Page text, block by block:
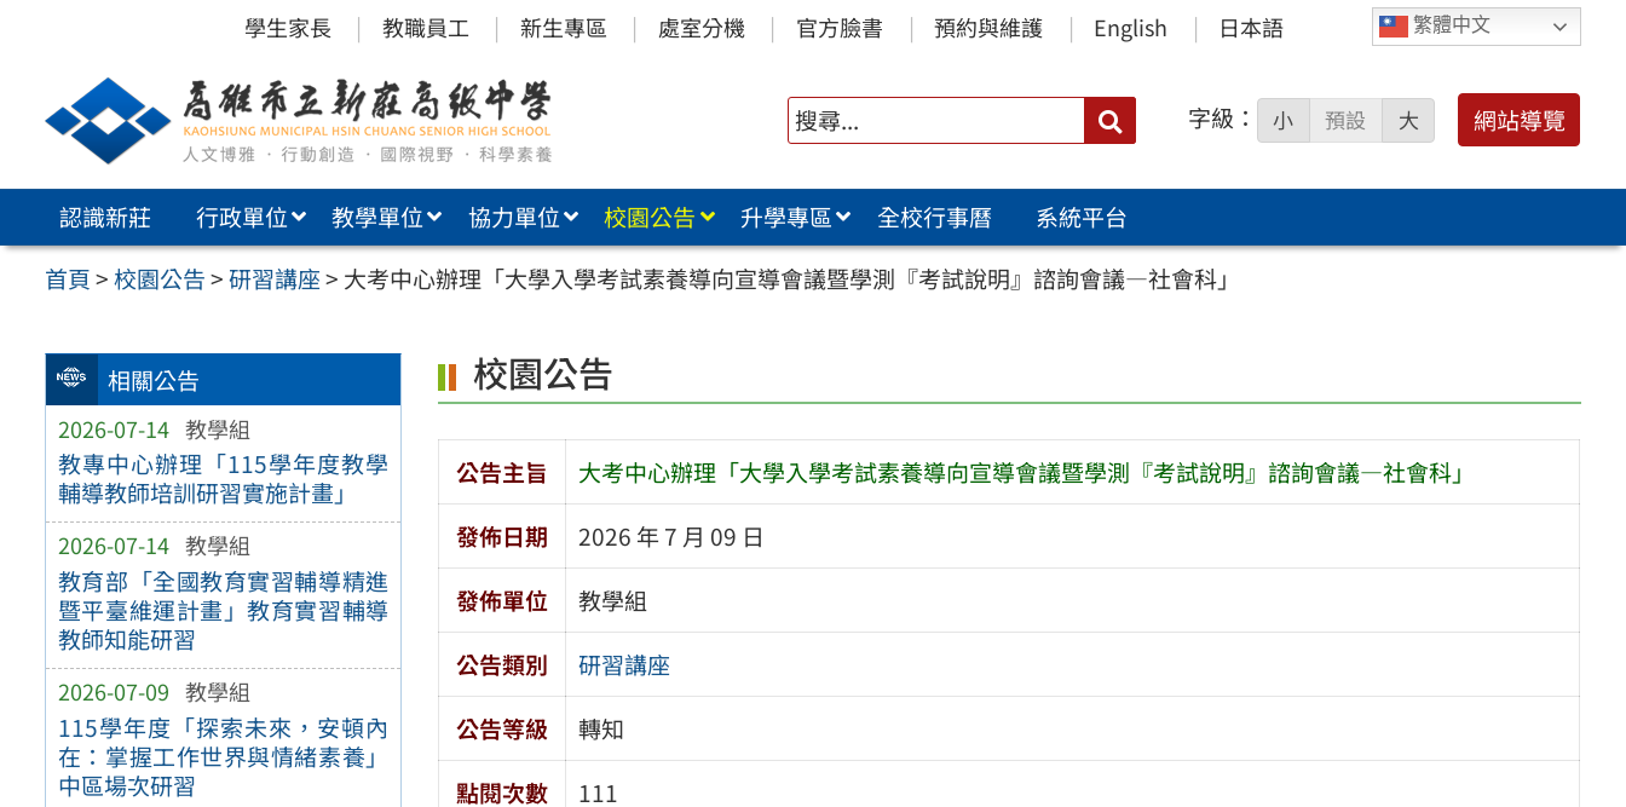
內
繁體中文
學生家長 教職員工 新生專區 處室分機 官方臉書 預約與維護 English 日本語
搜
尋：
字級： 小 預設 大 網站導覽
認識新莊 行政單位 教學單位 協力單位 校園公告 升學專區 全校行事曆
系統平台
首頁>校園公告>研習講座> 大考中心辦理「大學入學考試素養導向宣導會議暨學測『考試說明』諮詢會議—社會科」
相關公告
2026-07-14 教學組
教專中心辦理「115學年度教學
輔導教師培訓研習實施計畫」
2026-07-14 教學組
教育部「全國教育實習輔導精進
暨平臺維運計畫」教育實習輔導
教師知能研習
2026-07-09 教學組
115學年度「探索未來，安頓內
在：掌握工作世界與情緒素養」
中區場次研習
校園公告
公告主旨
大考中心辦理「大學入學考試素養導向宣導會議暨學測『考試說明』諮詢會議—社會科」
發佈日期
2026 年 7 月 09 日
發佈單位
教學組
公告類別
研習講座
公告等級
轉知
點閱次數
111